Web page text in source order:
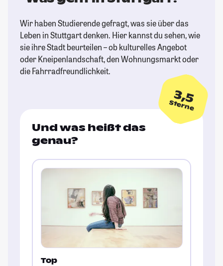
Wir haben Studierende gefragt, was sie über das
Leben in Stuttgart denken. Hier kannst du sehen, wie
sie ihre Stadt beurteilen – ob kulturelles Angebot
oder Kneipenlandschaft, den Wohnungsmarkt oder
die Fahrradfreundlichkeit.
3,5
Sterne
Und was heißt das
genau?
Top